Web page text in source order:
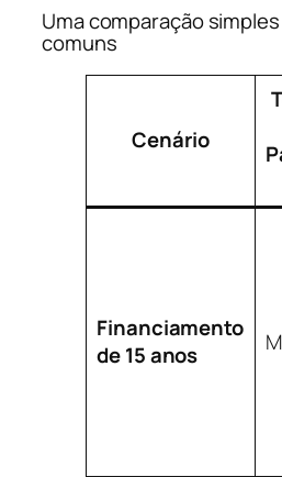
Uma comparação
comuns
Cenário
Financiamento
de 15 anos